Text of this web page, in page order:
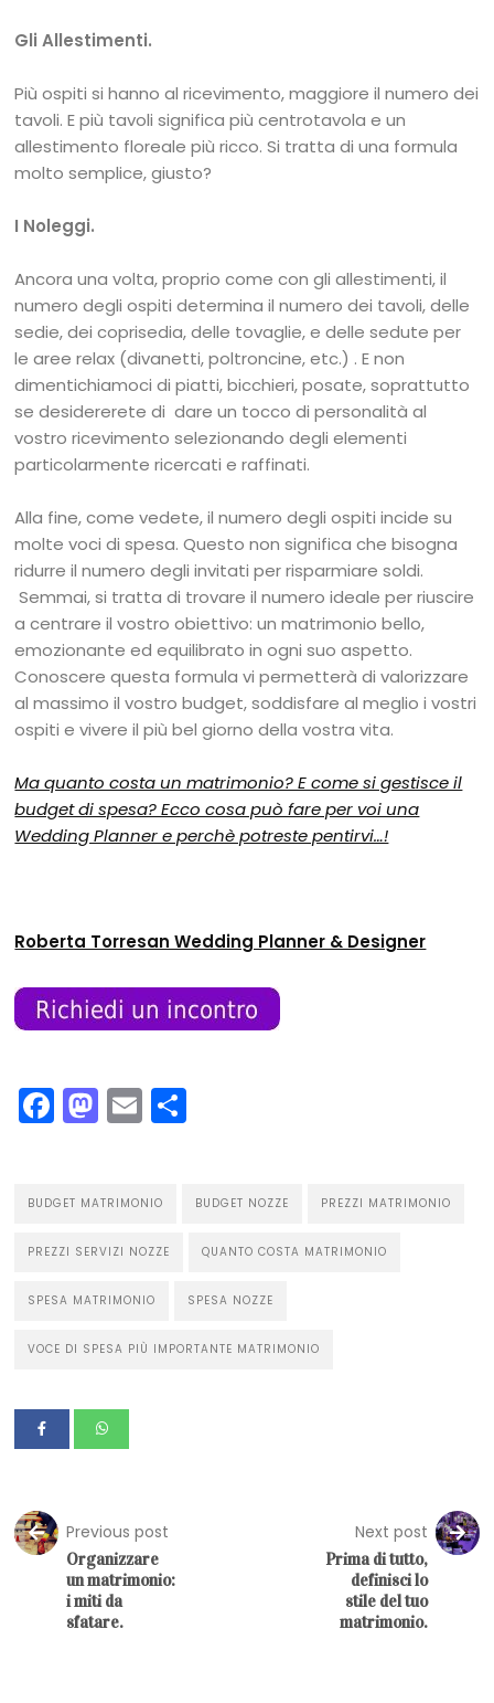
Gli Allestimenti.
Più ospiti si hanno al ricevimento, maggiore il numero dei
tavoli. E più tavoli significa più centrotavola e un
allestimento floreale più ricco. Si tratta di una formula
molto semplice, giusto?
I Noleggi.
Ancora una volta, proprio come con gli allestimenti, il
numero degli ospiti determina il numero dei tavoli, delle
sedie, dei coprisedia, delle tovaglie, e delle sedute per
le aree relax (divanetti, poltroncine, etc.) . E non
dimentichiamoci di piatti, bicchieri, posate, soprattutto
se desidererete di dare un tocco di personalità al
vostro ricevimento selezionando degli elementi
particolarmente ricercati e raffinati.
Alla fine, come vedete, il numero degli ospiti incide su
molte voci di spesa. Questo non significa che bisogna
ridurre il numero degli invitati per risparmiare soldi.
Semmai, si tratta di trovare il numero ideale per riuscire
a centrare il vostro obiettivo: un matrimonio bello,
emozionante ed equilibrato in ogni suo aspetto.
Conoscere questa formula vi permetterà di valorizzare
al massimo il vostro budget, soddisfare al meglio i vostri
ospiti e vivere il più bel giorno della vostra vita.
Ma quanto costa un matrimonio? E come si gestisce il
budget di spesa? Ecco cosa può fare per voi una
Wedding Planner e perchè potreste pentirvi…!
Roberta Torresan Wedding Planner & Designer
Facebook
Mastodon
Email
BUDGET MATRIMONIO BUDGET NOZZE PREZZI MATRIMONIO
PREZZI SERVIZI NOZZE QUANTO COSTA MATRIMONIO
SPESA MATRIMONIO SPESA NOZZE
VOCE DI SPESA PIÙ IMPORTANTE MATRIMONIO
Previous post
Organizzare
un matrimonio:
i miti da
sfatare.
Next post
Prima di tutto,
definisci lo
stile del tuo
matrimonio.